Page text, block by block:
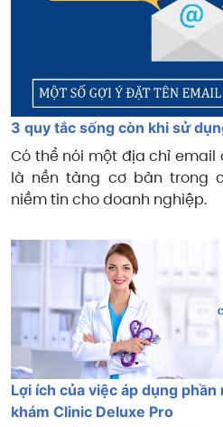
3 quy tắc sống còn khi sử
Có thể nói một địa chỉ email
là nền tảng cơ bản trong
niềm tin cho doanh nghiệp.
Lợi ích của việc áp dụng
khám Clinic Deluxe Pro